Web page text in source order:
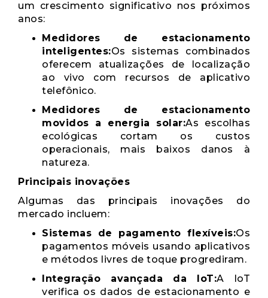
um crescimento significativo nos próximos
anos:
Medidores de estacionamento
inteligentes:Os sistemas combinados
oferecem atualizações de localização
ao vivo com recursos de aplicativo
telefônico.
Medidores de estacionamento
movidos a energia solar:As escolhas
ecológicas cortam os custos
operacionais, mais baixos danos à
natureza.
Principais inovações
Algumas das principais inovações do
mercado incluem:
Sistemas de pagamento flexíveis:Os
pagamentos móveis usando aplicativos
e métodos livres de toque progrediram.
Integração avançada da IoT:A IoT
verifica os dados de estacionamento e